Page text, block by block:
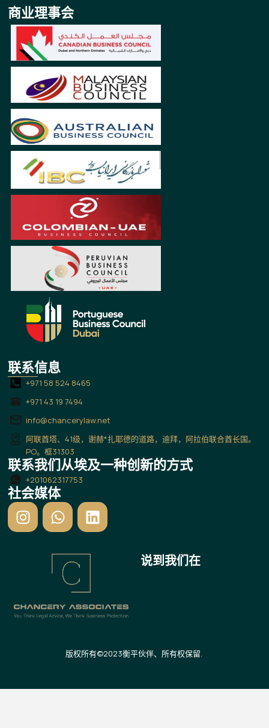
商业理事会
联系信息
+971 58 524 8465
+971 43 19 7494
info@chancerylaw.net
阿联酋塔、41级，谢赫*扎耶德的道路，迪拜，阿拉伯联合酋长国。
PO。框31303
联系我们从埃及一种创新的方式
+201062317753
社会媒体
I
n
s
r
a
W
h
a
t
s
a
p
p
L
i
n
i
n
说到我们在
版权所有©2023衡平伙伴、所有权保留.